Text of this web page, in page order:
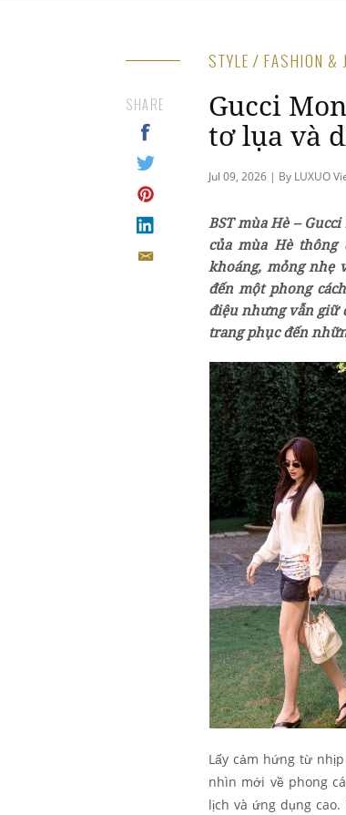
STYLE / FASHION &
Gucci
tơ lụa và
Jul 09, 2026 | By LUXUO
SHARE
BST mùa Hè –
của mùa Hè
khoáng, mỏng nhẹ
đến một phong
điệu nhưng vẫn giữ
trang phục đến
Lấy cảm hứng từ
nhìn mới về phong
lịch và ứng dụng